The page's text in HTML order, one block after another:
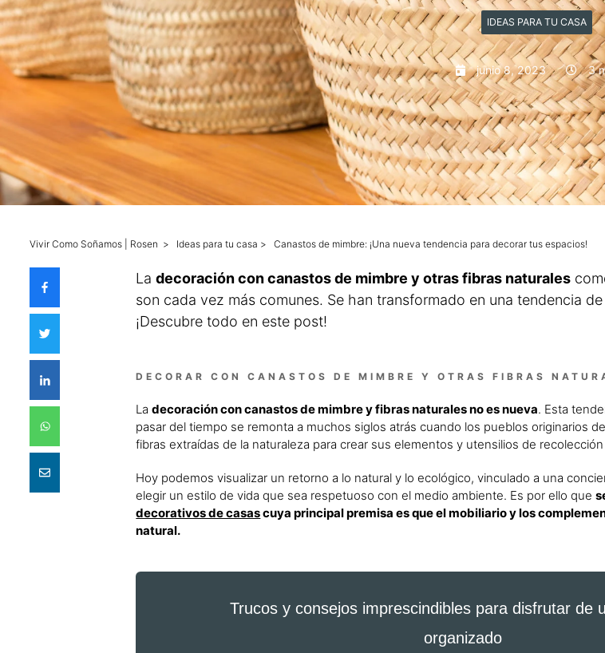
IDEAS PARA TU CASA
junio 8, 2023 3
Vivir Como Soñamos | Rosen > Ideas para tu casa > Canastos de mimbre: ¡Una nueva tendencia para decorar tus espacios!
Ladecoración con canastos de mimbre y otras fibras naturales
son cada vez más comunes. Se han transformado en una tendencia
¡Descubre todo en este post!
DECORAR CON CANASTOS DE MIMBRE Y OTRAS FIBRAS
Ladecoración con canastos de mimbre y fibras naturales no es nueva. Esta
pasar del tiempo se remonta a muchos siglos atrás cuando los pueblos originarios
fibras extraídas de la naturaleza para crear sus elementos y utensilios de
Hoy podemos visualizar un retorno a lo natural y lo ecológico, vinculado a una
elegir un estilo de vida que sea respetuoso con el medio ambiente. Es por ello que
decorativos de casascuya principal premisa es que el mobiliario y los
natural.
Trucos y consejos imprescindibles para disfrutar de
organizado